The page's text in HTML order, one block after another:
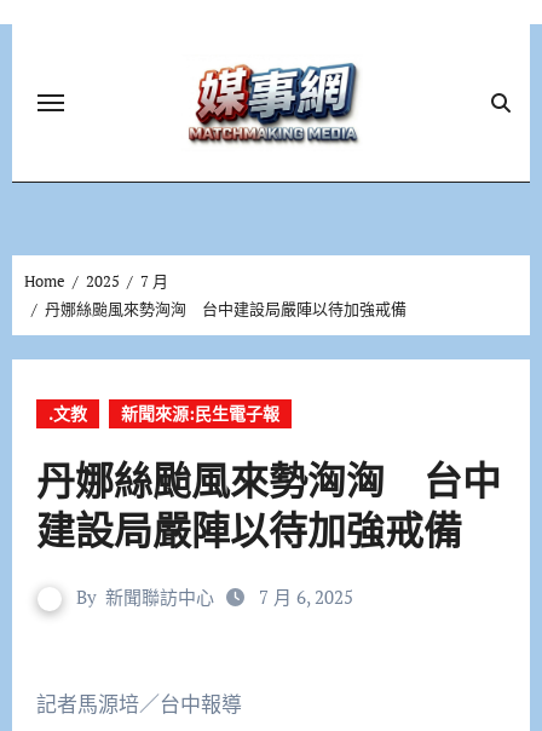
Home 2025
7 月
丹娜絲颱風來勢洶洶 台中建設局嚴陣以待加強戒備
.文教 新聞來源:民生電子報
丹娜絲颱風來勢洶洶 台中
建設局嚴陣以待加強戒備
By 新聞聯訪中心 7 月 6, 2025
記者馬源培／台中報導